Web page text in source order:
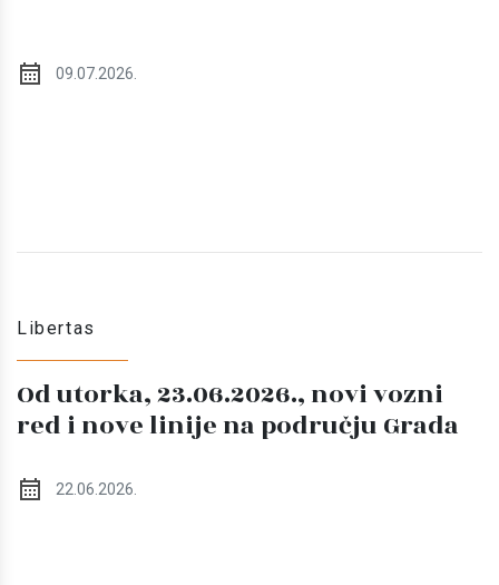
09.07.2026.
Libertas
Od utorka, 23.06.2026., novi vozni
red i nove linije na području Grada
22.06.2026.